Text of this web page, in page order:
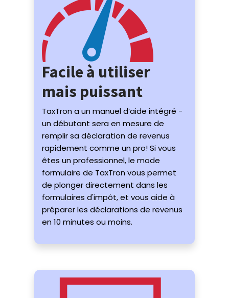
Facile à utiliser
mais puissant
TaxTron a un manuel d’aide intégré -
un débutant sera en mesure de
remplir sa déclaration de revenus
rapidement comme un pro! Si vous
êtes un professionnel, le mode
formulaire de TaxTron vous permet
de plonger directement dans les
formulaires d'impôt, et vous aide à
préparer les déclarations de revenus
en 10 minutes ou moins.